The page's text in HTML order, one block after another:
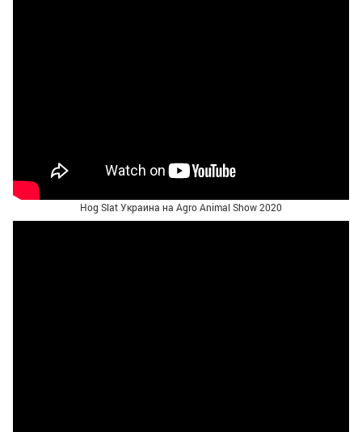
Hog Slat Украина на Agro Animal Show 2020